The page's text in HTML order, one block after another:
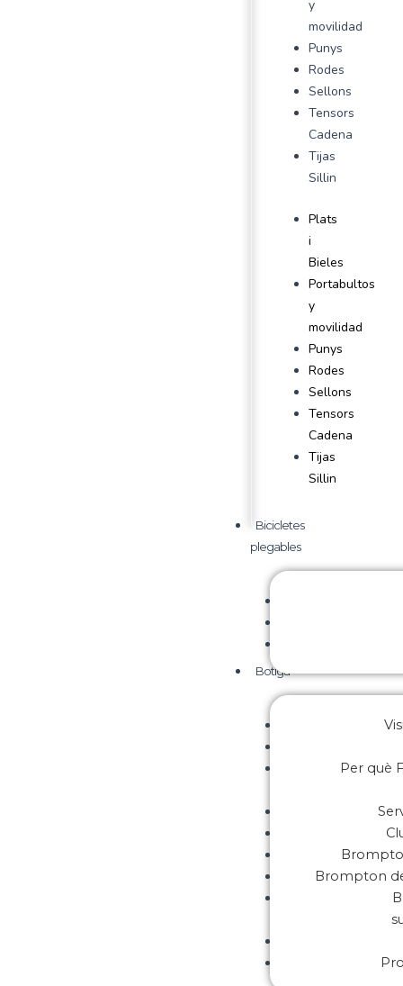
y
movilidad
Punys
Rodes
Sellons
Tensors
Cadena
Tijas
Sillin
Plats
i
Bieles
Portabultos
y
movilidad
Punys
Rodes
Sellons
Tensors
Cadena
Tijas
Sillin
Bicicletes
plegables
Botiga
Per què
Brompton